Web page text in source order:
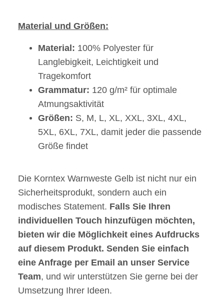
Material und Größen:
Material: 100% Polyester für
Langlebigkeit, Leichtigkeit und
Tragekomfort
Grammatur: 120 g/m² für optimale
Atmungsaktivität
Größen: S, M, L, XL, XXL, 3XL, 4XL,
5XL, 6XL, 7XL, damit jeder die passende
Größe findet
Die Korntex Warnweste Gelb ist nicht nur ein
Sicherheitsprodukt, sondern auch ein
modisches Statement. Falls Sie Ihren
individuellen Touch hinzufügen möchten,
bieten wir die Möglichkeit eines Aufdrucks
auf diesem Produkt. Senden Sie einfach
eine Anfrage per Email an unser Service
Team, und wir unterstützen Sie gerne bei der
Umsetzung Ihrer Ideen.